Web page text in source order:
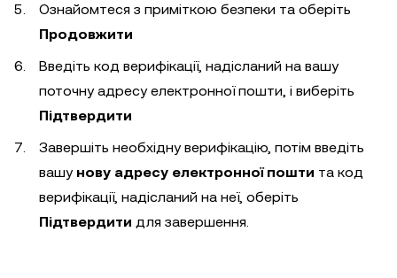
Ознайомтеся з приміткою безпеки та оберіть
Продовжити
Введіть код верифікації, надісланий на вашу
поточну адресу електронної пошти, і виберіть
Підтвердити
Завершіть необхідну верифікацію, потім введіть
вашу нову адресу електронної пошти та код
верифікації, надісланий на неї, оберіть
Підтвердити для завершення.